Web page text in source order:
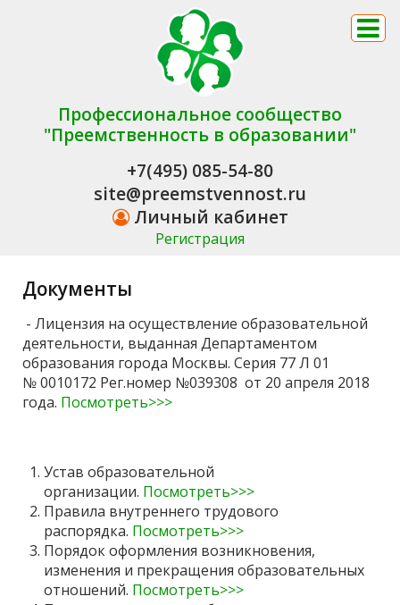
Профессиональное сообщество
"Преемственность в образовании"
+7(495) 085-54-80
site@preemstvennost.ru
Личный кабинет
Регистрация
Документы
- Лицензия на осуществление образовательной
деятельности, выданная Департаментом
образования города Москвы. Серия 77 Л 01
№ 0010172 Рег.номер №039308 от 20 апреля 2018
года. Посмотреть>>>
Устав образовательной
организации. Посмотреть>>>
Правила внутреннего трудового
распорядка. Посмотреть>>>
Порядок оформления возникновения,
изменения и прекращения образовательных
отношений. Посмотреть>>>